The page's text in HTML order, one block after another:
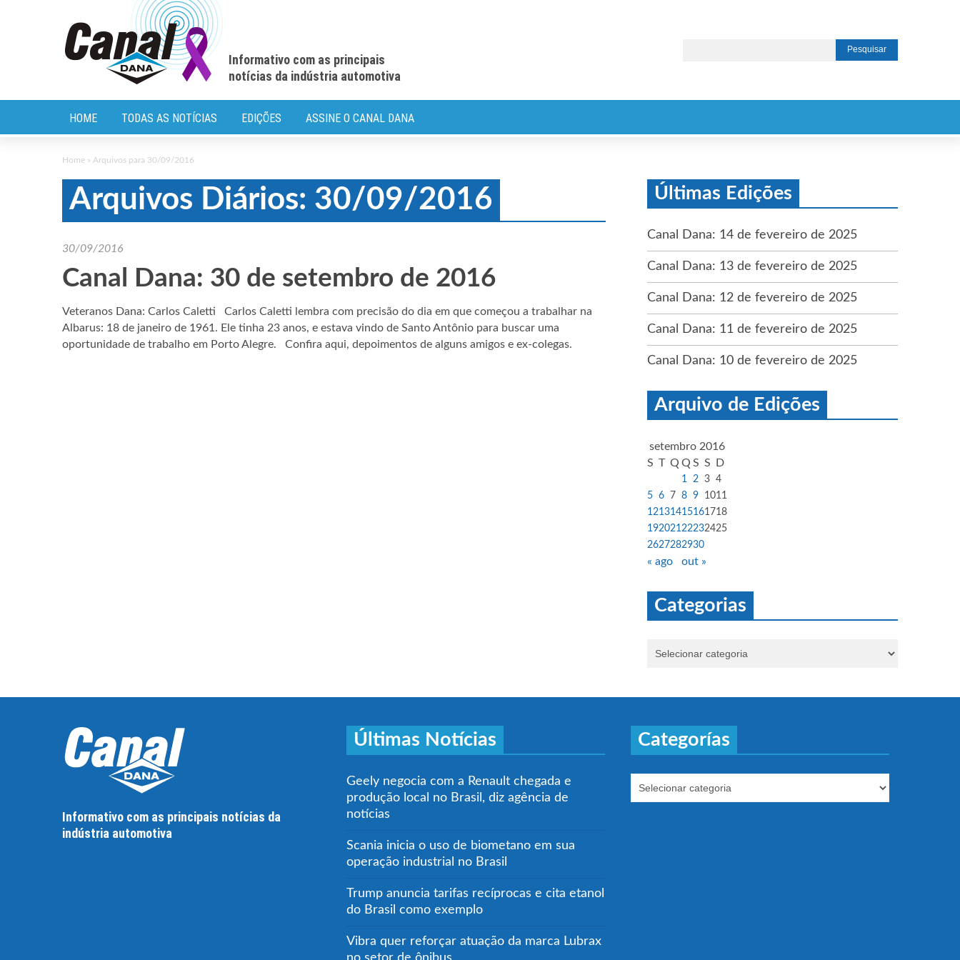
Informativo com as principais
notícias da indústria automotiva
HOME TODAS AS NOTÍCIAS EDIÇÕES ASSINE O CANAL DANA
Home » Arquivos para 30/09/2016
Arquivos Diários: 30/09/2016
30/09/2016
Canal Dana: 30 de setembro de 2016
Veteranos Dana: Carlos Caletti Carlos Caletti lembra com precisão do dia em que começou a trabalhar na
Albarus: 18 de janeiro de 1961. Ele tinha 23 anos, e estava vindo de Santo Antônio para buscar uma
oportunidade de trabalho em Porto Alegre. Confira aqui, depoimentos de alguns amigos e ex-colegas.
Últimas Edições
Canal Dana: 14 de fevereiro de 2025
Canal Dana: 13 de fevereiro de 2025
Canal Dana: 12 de fevereiro de 2025
Canal Dana: 11 de fevereiro de 2025
Canal Dana: 10 de fevereiro de 2025
Arquivo de Edições
setembro 2016
S T Q Q S S D
1 2 3 4
5 6 7 8 9 1011
12131415161718
19202122232425
2627282930
« ago out »
Categorias
Informativo com as principais notícias da
indústria automotiva
Últimas Notícias
Geely negocia com a Renault chegada e
produção local no Brasil, diz agência de
notícias
Scania inicia o uso de biometano em sua
operação industrial no Brasil
Trump anuncia tarifas recíprocas e cita etanol
do Brasil como exemplo
Vibra quer reforçar atuação da marca Lubrax
Categorías